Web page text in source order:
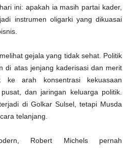
ini: apakah ia masih partai kader,
instrumen oligarki yang dikuasai
gejala yang tidak sehat. Politik
di atas jenjang kaderisasi dan merit
ke arah konsentrasi kekuasaan
dan jaringan keluarga politik.
di Golkar Sulsel, tetapi Musda
telanjang.
Robert Michels pernah